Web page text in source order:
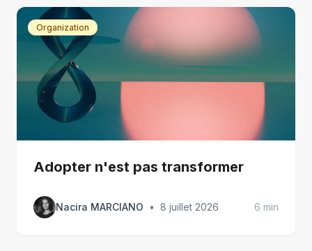
Organization
Adopter n'est pas transformer
Nacira MARCIANO • 8 juillet 2026 6 min